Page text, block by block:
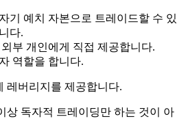
기 예치 자본으로 트레이드할 수 있
다.
부 개인에게 직접 제공합니다.
역할을 합니다.
레버리지를 제공합니다.
상 독자적 트레이딩만 하는 것이 아